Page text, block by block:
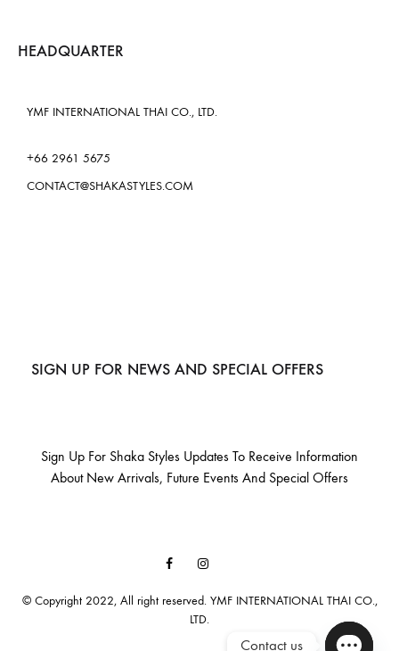
HEADQUARTER
YMF INTERNATIONAL THAI CO., LTD.
+66 2961 5675
CONTACT@SHAKASTYLES.COM
SIGN UP FOR NEWS AND SPECIAL OFFERS
Sign Up For Shaka Styles Updates To Receive Information
About New Arrivals, Future Events And Special Offers
© Copyright 2022, All right reserved. YMF INTERNATIONAL THAI CO.,
LTD.
FacebookInstagram
Contact us